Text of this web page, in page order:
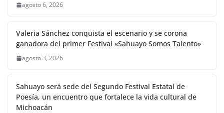
agosto 6, 2026
Valeria Sánchez conquista el escenario y se corona
ganadora del primer Festival «Sahuayo Somos Talento»
agosto 3, 2026
Sahuayo será sede del Segundo Festival Estatal de
Poesía, un encuentro que fortalece la vida cultural de
Michoacán